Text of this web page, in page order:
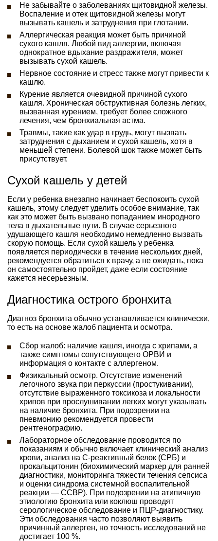
Не забывайте о заболеваниях щитовидной железы.
Воспаление и отек щитовидной железы могут
вызывать кашель и затруднения при глотании.
Аллергическая реакция может быть причиной
сухого кашля. Любой вид аллергии, включая
однократное вдыхание раздражителя, может
вызывать сухой кашель.
Нервное состояние и стресс также могут привести к
кашлю.
Курение является очевидной причиной сухого
кашля. Хроническая обструктивная болезнь легких,
вызванная курением, требует более сложного
лечения, чем бронхиальная астма.
Травмы, такие как удар в грудь, могут вызвать
затруднения с дыханием и сухой кашель, хотя в
меньшей степени. Болевой шок также может быть
присутствует.
Сухой кашель у детей
Если у ребенка внезапно начинает беспокоить сухой
кашель, этому следует уделить особое внимание, так
как это может быть вызвано попаданием инородного
тела в дыхательные пути. В случае серьезного
удушающего кашля необходимо немедленно вызвать
скорую помощь. Если сухой кашель у ребенка
появляется периодически в течение нескольких дней,
рекомендуется обратиться к врачу, а не ожидать, пока
он самостоятельно пройдет, даже если состояние
кажется несерьезным.
Диагностика острого бронхита
Диагноз бронхита обычно устанавливается клинически,
то есть на основе жалоб пациента и осмотра.
Сбор жалоб: наличие кашля, иногда с хрипами, а
также симптомы сопутствующего ОРВИ и
информация о контакте с аллергеном.
Физикальный осмотр. Отсутствие изменений
легочного звука при перкуссии (простукивании),
отсутствие выраженного токсикоза и локальности
хрипов при прослушивании легких могут указывать
на наличие бронхита. При подозрении на
пневмонию рекомендуется провести
рентгенографию.
Лабораторное обследование проводится по
показаниям и обычно включает клинический анализ
крови, анализ на С-реактивный белок (СРБ) и
прокальцитонин (биохимический маркер для ранней
диагностики, мониторинга тяжести течения сепсиса
и оценки синдрома системной воспалительной
реакции — ССВР). При подозрении на атипичную
этиологию бронхита или коклюш проводят
серологическое обследование и ПЦР-диагностику.
Эти обследования часто позволяют выявить
причинный аллерген, но точность исследований не
достигает 100 %.